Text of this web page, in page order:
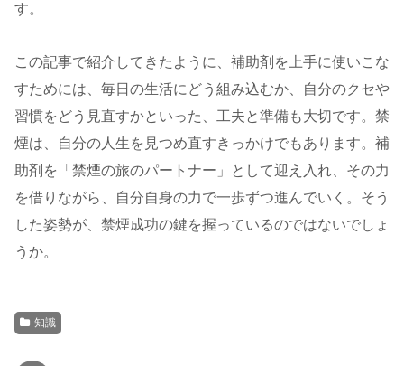
す。
この記事で紹介してきたように、補助剤を上手に使いこな
すためには、毎日の生活にどう組み込むか、自分のクセや
習慣をどう見直すかといった、工夫と準備も大切です。禁
煙は、自分の人生を見つめ直すきっかけでもあります。補
助剤を「禁煙の旅のパートナー」として迎え入れ、その力
を借りながら、自分自身の力で一歩ずつ進んでいく。そう
した姿勢が、禁煙成功の鍵を握っているのではないでしょ
うか。
知識